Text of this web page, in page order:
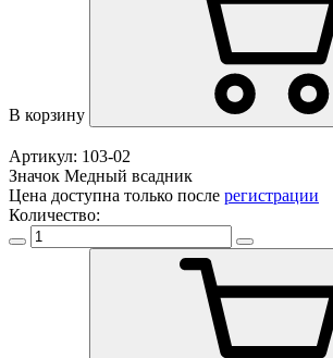
В корзину
Артикул: 103-02
Значок Медный всадник
Цена доступна только после регистрации
Количество: